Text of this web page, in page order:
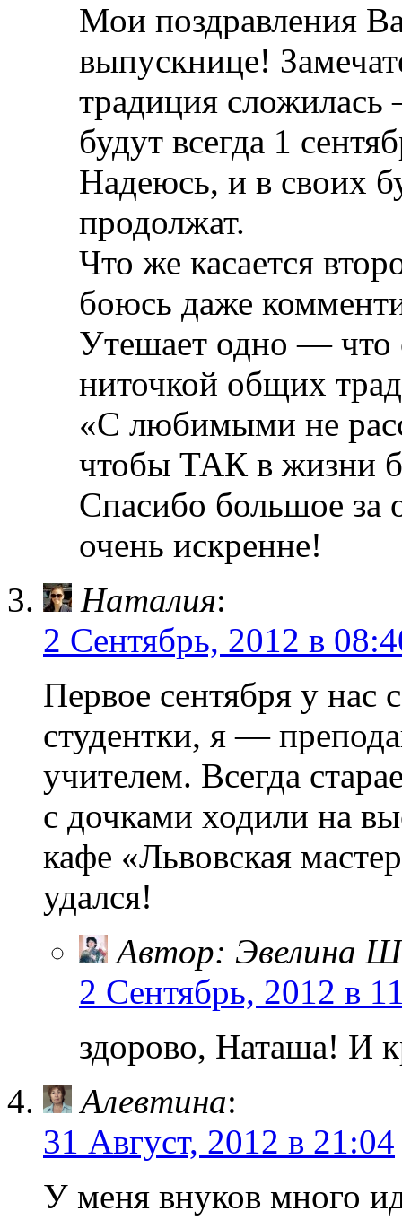
Мои поздравления
выпускнице!
традиция
будут всегда 1
Надеюсь, и в своих
продолжат.
Что же касается
боюсь даже
Утешает одно — что
ниточкой общих
«С любимыми не
чтобы ТАК в жизни
Спасибо большое за
очень искренне!
Наталия:
2 Сентябрь, 2012 в
Первое сентября у
студентки, я —
учителем. Всегда
с дочками ходили на
кафе «Львовская
удался!
Автор: Эвелина
2 Сентябрь, 2012 в
здорово, Наташа! И
Алевтина:
31 Август, 2012 в 21:04
У меня внуков много